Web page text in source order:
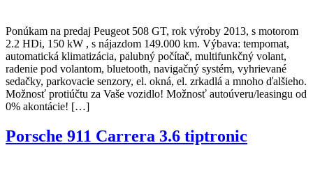
Ponúkam na predaj Peugeot 508 GT, rok výroby 2013, s motorom
2.2 HDi, 150 kW , s nájazdom 149.000 km. Výbava: tempomat,
automatická klimatizácia, palubný počítač, multifunkčný volant,
radenie pod volantom, bluetooth, navigačný systém, vyhrievané
sedačky, parkovacie senzory, el. okná, el. zrkadlá a mnoho ďalšieho.
Možnosť protiúčtu za Vaše vozidlo! Možnosť autoúveru/leasingu od
0% akontácie! […]
Porsche 911 Carrera 3.6 tiptronic